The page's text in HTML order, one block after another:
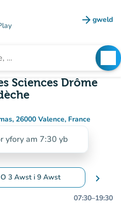
arrow_forward gweld
(tab
Sciences Drôme
26000 Valence, France
yn Google Maps)
newydd)
yfory am 7:30 yb
O 3 Awst i 9 Awst
i newid dyddiadau chevron_right
07:30–19:30